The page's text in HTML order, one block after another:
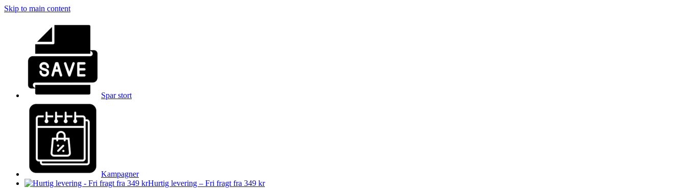
Skip to main content
Spar stort
Kampagner
Hurtig levering – Fri fragt fra 349 kr